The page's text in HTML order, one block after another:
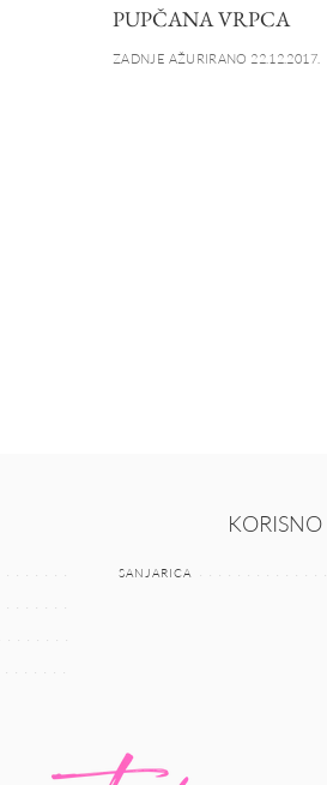
PUPČANA VRPCA
ZADNJE AŽURIRANO 22.12.2017.
KORISNO
SANJARICA